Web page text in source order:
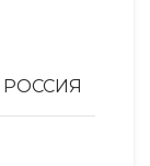
РОССИЯ